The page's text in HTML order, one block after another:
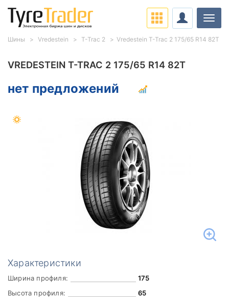
VREDESTEIN T-TRAC 2 175/65 R14 82T
нет предложений
Характеристики
Ширина профиля:
175
Высота профиля:
65
Шины Vredestein T-Trac 2 Vredestein T-Trac 2 175/65 R14 82T